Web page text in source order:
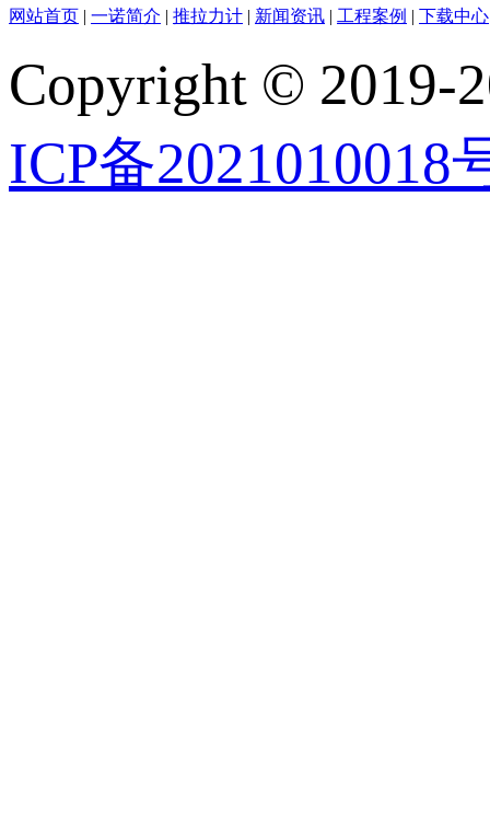
网站首页 | 一诺简介 | 推拉力计 | 新闻资讯 | 工程案例 | 下载中心
Copyright © 2019-
ICP备2021010018